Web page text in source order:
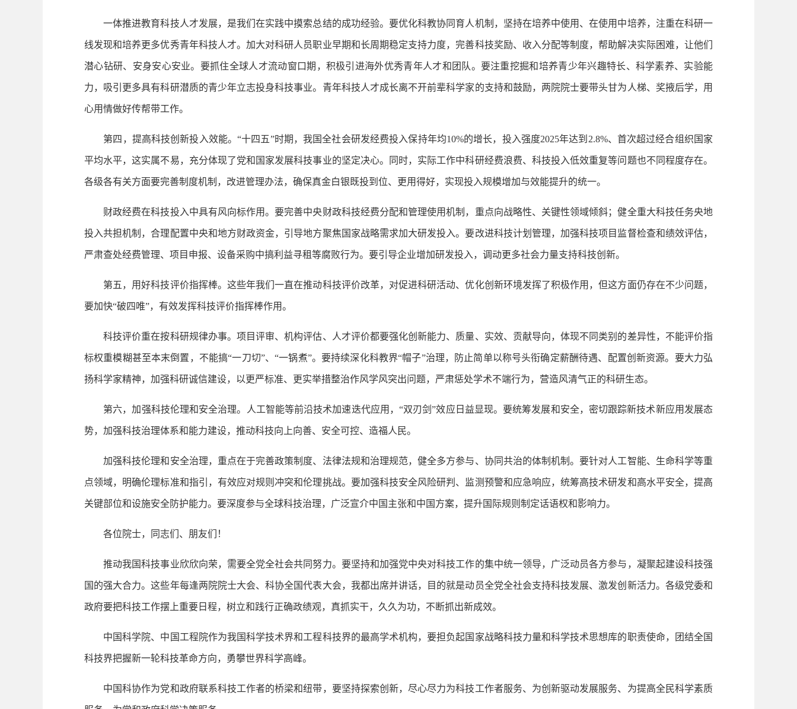
一体推进教育科技人才发展，是我们在实践中摸索总结的成功经验。要优化科教协同育人机制，坚持在培养中使用、在使用中培养，注重在科研一
线发现和培养更多优秀青年科技人才。加大对科研人员职业早期和长周期稳定支持力度，完善科技奖励、收入分配等制度，帮助解决实际困难，让他们
潜心钻研、安身安心安业。要抓住全球人才流动窗口期，积极引进海外优秀青年人才和团队。要注重挖掘和培养青少年兴趣特长、科学素养、实验能
力，吸引更多具有科研潜质的青少年立志投身科技事业。青年科技人才成长离不开前辈科学家的支持和鼓励，两院院士要带头甘为人梯、奖掖后学，用
心用情做好传帮带工作。
第四，提高科技创新投入效能。“十四五”时期，我国全社会研发经费投入保持年均10%的增长，投入强度2025年达到2.8%、首次超过经合组织国家
平均水平，这实属不易，充分体现了党和国家发展科技事业的坚定决心。同时，实际工作中科研经费浪费、科技投入低效重复等问题也不同程度存在。
各级各有关方面要完善制度机制，改进管理办法，确保真金白银既投到位、更用得好，实现投入规模增加与效能提升的统一。
财政经费在科技投入中具有风向标作用。要完善中央财政科技经费分配和管理使用机制，重点向战略性、关键性领域倾斜；健全重大科技任务央地
投入共担机制，合理配置中央和地方财政资金，引导地方聚焦国家战略需求加大研发投入。要改进科技计划管理，加强科技项目监督检查和绩效评估，
严肃查处经费管理、项目申报、设备采购中搞利益寻租等腐败行为。要引导企业增加研发投入，调动更多社会力量支持科技创新。
第五，用好科技评价指挥棒。这些年我们一直在推动科技评价改革，对促进科研活动、优化创新环境发挥了积极作用，但这方面仍存在不少问题，
要加快“破四唯”，有效发挥科技评价指挥棒作用。
科技评价重在按科研规律办事。项目评审、机构评估、人才评价都要强化创新能力、质量、实效、贡献导向，体现不同类别的差异性，不能评价指
标权重模糊甚至本末倒置，不能搞“一刀切”、“一锅煮”。要持续深化科教界“帽子”治理，防止简单以称号头衔确定薪酬待遇、配置创新资源。要大力弘
扬科学家精神，加强科研诚信建设，以更严标准、更实举措整治作风学风突出问题，严肃惩处学术不端行为，营造风清气正的科研生态。
第六，加强科技伦理和安全治理。人工智能等前沿技术加速迭代应用，“双刃剑”效应日益显现。要统筹发展和安全，密切跟踪新技术新应用发展态
势，加强科技治理体系和能力建设，推动科技向上向善、安全可控、造福人民。
加强科技伦理和安全治理，重点在于完善政策制度、法律法规和治理规范，健全多方参与、协同共治的体制机制。要针对人工智能、生命科学等重
点领域，明确伦理标准和指引，有效应对规则冲突和伦理挑战。要加强科技安全风险研判、监测预警和应急响应，统筹高技术研发和高水平安全，提高
关键部位和设施安全防护能力。要深度参与全球科技治理，广泛宣介中国主张和中国方案，提升国际规则制定话语权和影响力。
各位院士，同志们、朋友们！
推动我国科技事业欣欣向荣，需要全党全社会共同努力。要坚持和加强党中央对科技工作的集中统一领导，广泛动员各方参与，凝聚起建设科技强
国的强大合力。这些年每逢两院院士大会、科协全国代表大会，我都出席并讲话，目的就是动员全党全社会支持科技发展、激发创新活力。各级党委和
政府要把科技工作摆上重要日程，树立和践行正确政绩观，真抓实干，久久为功，不断抓出新成效。
中国科学院、中国工程院作为我国科学技术界和工程科技界的最高学术机构，要担负起国家战略科技力量和科学技术思想库的职责使命，团结全国
科技界把握新一轮科技革命方向，勇攀世界科学高峰。
中国科协作为党和政府联系科技工作者的桥梁和纽带，要坚持探索创新，尽心尽力为科技工作者服务、为创新驱动发展服务、为提高全民科学素质